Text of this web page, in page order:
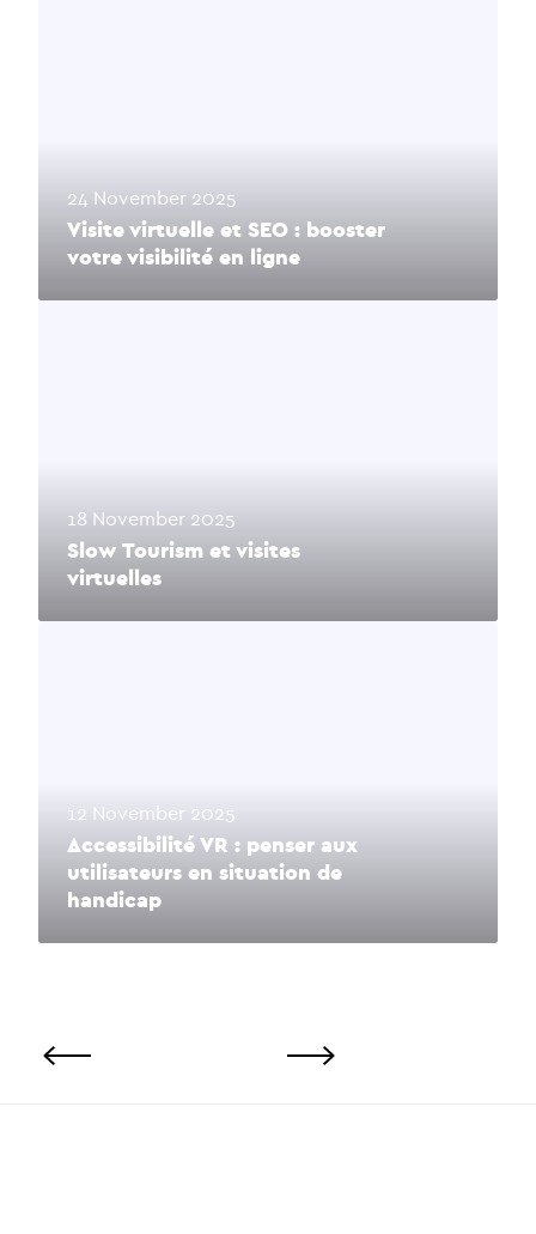
24 November 2025
Visite virtuelle et SEO : booster
votre visibilité en ligne
18 November 2025
Slow Tourism et visites
virtuelles
12 November 2025
Accessibilité VR : penser aux
utilisateurs en situation de
handicap